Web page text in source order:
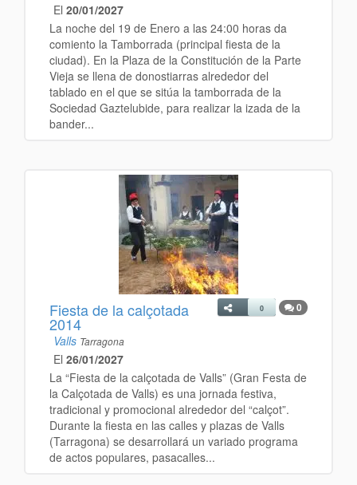
El 20/01/2027
La noche del 19 de Enero a las 24:00 horas da
comiento la Tamborrada (principal fiesta de la
ciudad). En la Plaza de la Constitución de la Parte
Vieja se llena de donostiarras alrededor del
tablado en el que se sitúa la tamborrada de la
Sociedad Gaztelubide, para realizar la izada de la
bander...
0
0
Fiesta de la calçotada
2014
Valls Tarragona
El 26/01/2027
La “Fiesta de la calçotada de Valls” (Gran Festa de
la Calçotada de Valls) es una jornada festiva,
tradicional y promocional alrededor del “calçot”.
Durante la fiesta en las calles y plazas de Valls
(Tarragona) se desarrollará un variado programa
de actos populares, pasacalles...